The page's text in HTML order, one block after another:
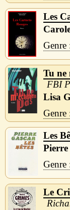
Les
Tu ne
FBI
Lisa
Les
Pierre
Le